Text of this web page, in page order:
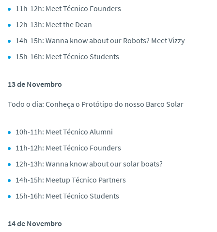
11h-12h: Meet Técnico Founders
12h-13h: Meet the Dean
14h-15h: Wanna know about our Robots? Meet Vizzy
15h-16h: Meet Técnico Students
13 de Novembro
Todo o dia: Conheça o Protótipo do nosso Barco Solar
10h-11h: Meet Técnico Alumni
11h-12h: Meet Técnico Founders
12h-13h: Wanna know about our solar boats?
14h-15h: Meetup Técnico Partners
15h-16h: Meet Técnico Students
14 de Novembro